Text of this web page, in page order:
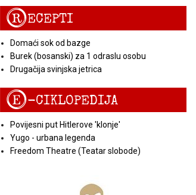
RECEPTI
Domaći sok od bazge
Burek (bosanski) za 1 odraslu osobu
Drugačija svinjska jetrica
E-CIKLOPEDIJA
Povijesni put Hitlerove 'klonje'
Yugo - urbana legenda
Freedom Theatre (Teatar slobode)